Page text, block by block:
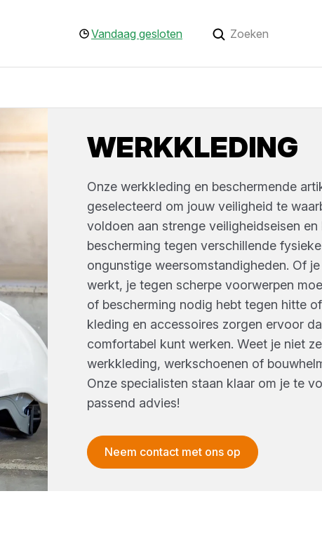
Vandaag gesloten
WERKKLEDING
Onze werkkleding en beschermende
geselecteerd om jouw veiligheid te
voldoen aan strenge veiligheidseisen
bescherming tegen verschillende
ongunstige weersomstandigheden. Of
werkt, je tegen scherpe voorwerpen
of bescherming nodig hebt tegen hitte
kleding en accessoires zorgen ervoor
comfortabel kunt werken. Weet je niet
werkkleding, werkschoenen of
Onze specialisten staan klaar om je te
passend advies!
Neem contact met ons op